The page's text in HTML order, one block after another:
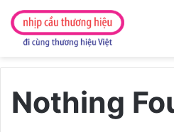
Nothing